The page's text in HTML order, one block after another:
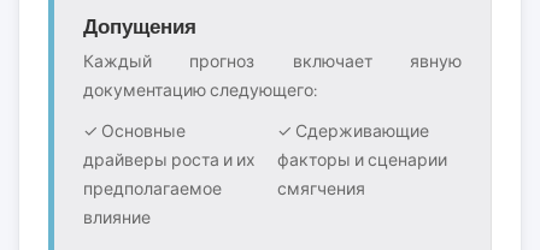
Допущения
Каждый прогноз включает явную
документацию следующего:
✓ Основные
драйверы роста и их
предполагаемое
влияние
✓ Сдерживающие
факторы и сценарии
смягчения